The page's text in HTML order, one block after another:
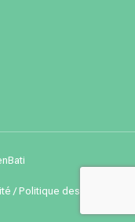
/Politique des cookies